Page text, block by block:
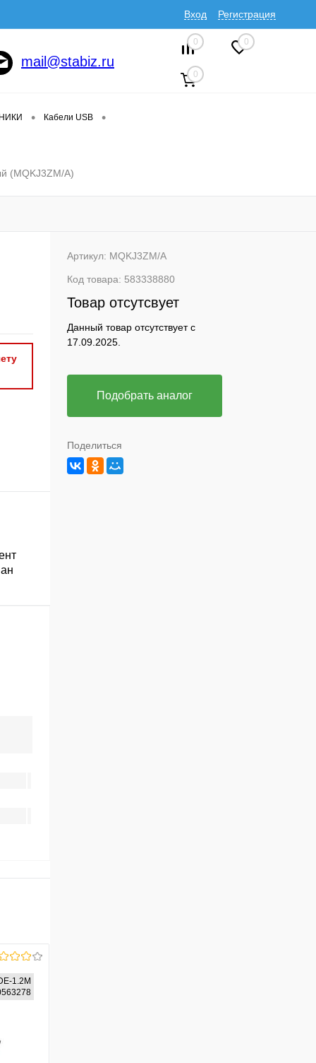
Вход Регистрация
mail@stabiz.ru
0 0
0
• Кабели USB •
(MQKJ3ZM/A)
1.2M
Артикул: MQKJ3ZM/A
Код товара: 583338880
Товар отсутсвует
Данный товар отсутствует с
17.09.2025.
Подобрать аналог
Поделиться